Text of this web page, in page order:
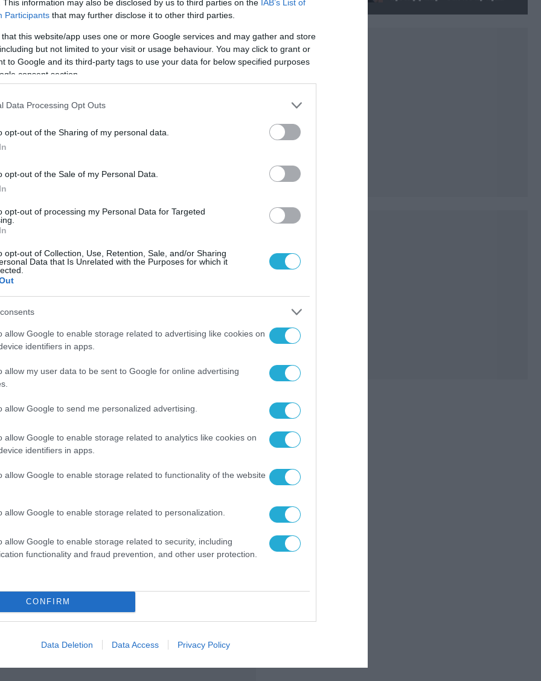
This information may also be disclosed by us to third parties on the IAB’s List of
Participants that may further disclose it to other third parties.
that this website/app uses one or more Google services and may gather and store
but not limited to your visit or usage behaviour. You may click to grant or
to Google and its third-party tags to use your data for below specified purposes
consent section.
Data Processing Opt Outs
opt-out of the Sharing of my personal data.
opt-out of the Sale of my Personal Data.
opt-out of processing my Personal Data for Targeted
opt-out of Collection, Use, Retention, Sale, and/or Sharing
Data that Is Unrelated with the Purposes for which it
allow Google to enable storage related to advertising like cookies on
identifiers in apps.
allow my user data to be sent to Google for online advertising
allow Google to send me personalized advertising.
allow Google to enable storage related to analytics like cookies on
identifiers in apps.
allow Google to enable storage related to functionality of the website
allow Google to enable storage related to personalization.
allow Google to enable storage related to security, including
functionality and fraud prevention, and other user protection.
CONFIRM
Data Deletion Data Access Privacy Policy
ένας πολιτικός με μακρά εμπειρία, με ήθος
διεξάγεται με επιχειρήματα και χωρίς
να ισχύει αμοιβαία.
σθένος να διαγράψει τα εμπλεκόμενα
πρώην ευρωβουλευτή της Άννα Μισέλ
τους πρώην τομεάρχες Αποδήμων και
και μετά την πρωτόδικη καταδίκη τους-
δεδομένων χιλιάδων πολιτών
της τον κ. Αυγενάκη που είχε διαπληκτιστεί
της Αθήνας και τον βουλευτή κ.
εκστομίσει μέσα στο κοινοβούλιο
για το γυναικείο φύλο
της Εκπρόσωπος απείλησε με μηνύσεις και
των πολιτικών συντακτών.
».
απέλαση